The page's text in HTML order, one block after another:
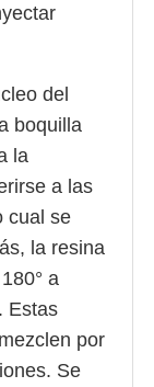
del
boquilla
la
a las
cual se
la resina
a
Estas
por
Se